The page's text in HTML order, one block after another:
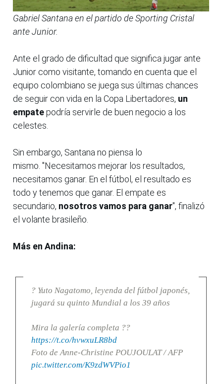
Gabriel Santana en el partido de Sporting Cristal
ante Junior.
Ante el grado de dificultad que significa jugar ante
Junior como visitante, tomando en cuenta que el
equipo colombiano se juega sus últimas chances
de seguir con vida en la Copa Libertadores, un
empatepodría servirle de buen negocio a los
celestes.
Sin embargo, Santana no piensa lo
mismo. "Necesitamos mejorar los resultados,
necesitamos ganar. En el fútbol, el resultado es
todo y tenemos que ganar. El empate es
secundario, nosotros vamos para ganar", finalizó
el volante brasileño.
Más en Andina:
? Yuto Nagatomo, leyenda del fútbol japonés,
jugará su quinto Mundial a los 39 años
Mira la galería completa ??
https://t.co/hvwxuLR8bd
Foto de Anne-Christine POUJOULAT / AFP
pic.twitter.com/K9zdWVPio1